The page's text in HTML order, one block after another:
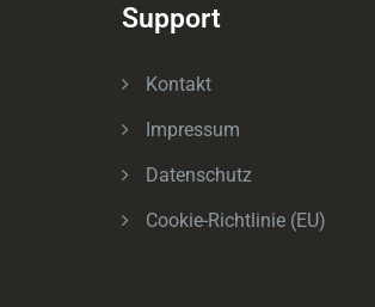
Support
Kontakt
Impressum
Datenschutz
Cookie-Richtlinie (EU)